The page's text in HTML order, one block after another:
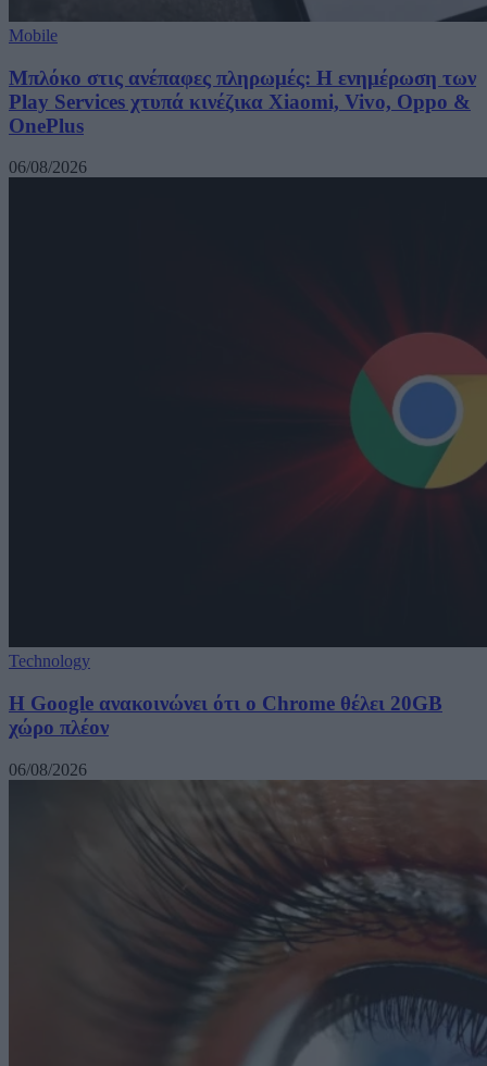
Mobile
Μπλόκο στις ανέπαφες πληρωμές: Η ενημέρωση των
Play Services χτυπά κινέζικα Xiaomi, Vivo, Oppo &
OnePlus
06/08/2026
Technology
Η Google ανακοινώνει ότι ο Chrome θέλει 20GB
χώρο πλέον
06/08/2026